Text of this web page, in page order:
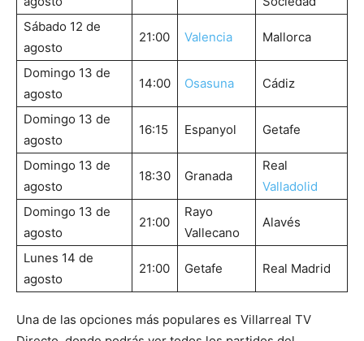
Sábado 12 de
agosto
21:00 Valencia Mallorca
Domingo 13 de
agosto
14:00 Osasuna Cádiz
Domingo 13 de
agosto
16:15 Espanyol Getafe
Domingo 13 de
agosto
18:30 Granada
Real
Valladolid
Domingo 13 de
agosto
21:00
Rayo
Vallecano
Alavés
Lunes 14 de
agosto
21:00 Getafe Real Madrid
Una de las opciones más populares es Villarreal TV